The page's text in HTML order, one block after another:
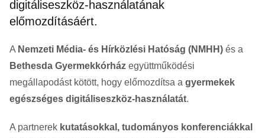
digitáliseszköz-használatának
előmozdításáért.
A Nemzeti Média- és Hírközlési Hatóság (NMHH) és a
Bethesda Gyermekkórház együttműködési
megállapodást kötött, hogy előmozdítsa a gyermekek
egészséges digitáliseszköz-használatát.
A partnerek kutatásokkal, tudományos konferenciákkal